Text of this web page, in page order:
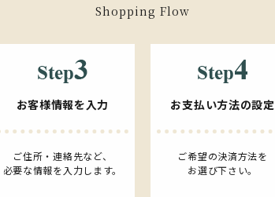
Shopping Flow
お客様情報を入力
ご住所・連絡先など、
必要な情報を入力します。
お支払い方法の設定
ご希望の決済方法を
お選び下さい。